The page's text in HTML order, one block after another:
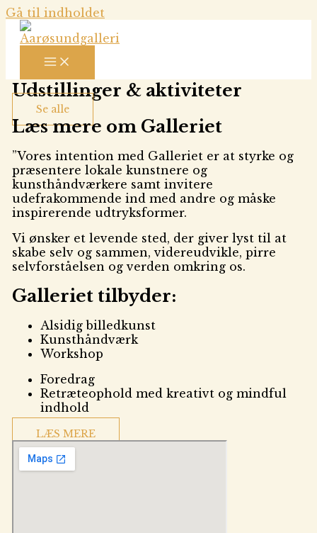
Gå til indholdet
Udstillinger & aktiviteter
Se alle
Læs mere om Galleriet
”Vores intention med Galleriet er at styrke og
præsentere lokale kunstnere og
kunsthåndværkere samt invitere
udefrakommende ind med andre og måske
inspirerende udtryksformer.
Vi ønsker et levende sted, der giver lyst til at
skabe selv og sammen, videreudvikle, pirre
selvforståelsen og verden omkring os.
Galleriet tilbyder:
Alsidig billedkunst
Kunsthåndværk
Workshop
Foredrag
Retræteophold med kreativt og mindful
indhold
LÆS MERE